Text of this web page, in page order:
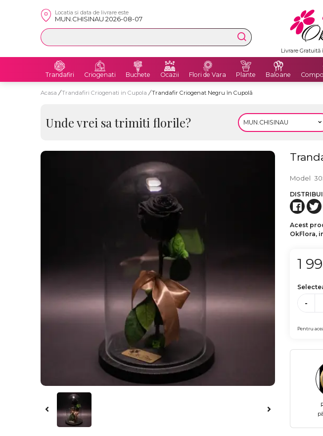
Locatia si data de livrare este
MUN.CHISINAU 2026-08-07
Livrare
Trandafiri Criogenati Buchete Ocazii Flori de Vara Plante Baloane
Acasa / Trandafiri Criogenati in Cupola / Trandafir Criogenat Negru în Cupolă
Unde vrei sa trimiti florile?
Model
Acest
OkFlora,
1
-
Pentru